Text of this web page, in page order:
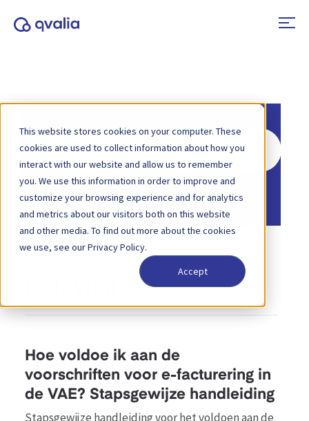
This website stores cookies on your computer. These
cookies are used to collect information about how you
interact with our website and allow us to remember
you. We use this information in order to improve and
customize your browsing experience and for analytics
and metrics about our visitors both on this website
and other media. To find out more about the cookies
we use, see our Privacy Policy.
Accept
Zoeken
naar
Home Kennisbank
Hoe voldoe ik aan de
voorschriften voor e-facturering in
de VAE? Stapsgewijze handleiding
Stapsgewijze handleiding voor het voldoen aan de